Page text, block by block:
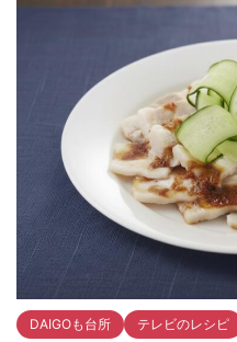
DAIGOも台所 テレビのレシピ